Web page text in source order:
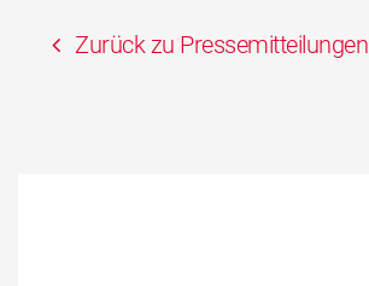
Zurück zu Pressemitteilungen